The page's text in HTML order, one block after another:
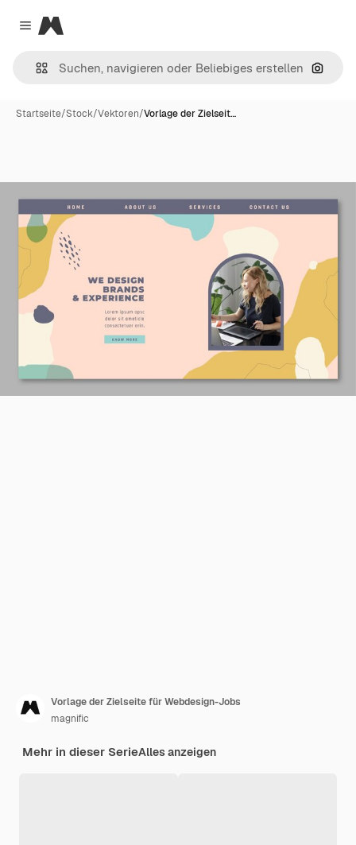
Close menu
Magnific
Nach
Startseite/Stock/Vektoren/Vorlage der Zielseit…
Vorlage der Zielseite für Webdesign-Jobs
magnific
Mehr in dieser SerieAlles anzeigen